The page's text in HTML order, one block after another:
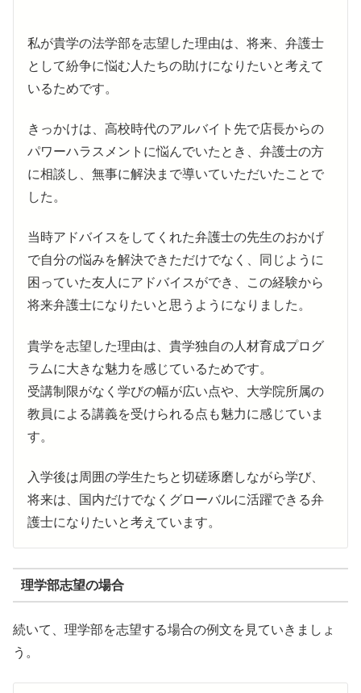
私が貴学の法学部を志望した理由は、将来、弁護士
として紛争に悩む人たちの助けになりたいと考えて
いるためです。
きっかけは、高校時代のアルバイト先で店長からの
パワーハラスメントに悩んでいたとき、弁護士の方
に相談し、無事に解決まで導いていただいたことで
した。
当時アドバイスをしてくれた弁護士の先生のおかげ
で自分の悩みを解決できただけでなく、同じように
困っていた友人にアドバイスができ、この経験から
将来弁護士になりたいと思うようになりました。
貴学を志望した理由は、貴学独自の人材育成プログ
ラムに大きな魅力を感じているためです。
受講制限がなく学びの幅が広い点や、大学院所属の
教員による講義を受けられる点も魅力に感じていま
す。
入学後は周囲の学生たちと切磋琢磨しながら学び、
将来は、国内だけでなくグローバルに活躍できる弁
護士になりたいと考えています。
理学部志望の場合
続いて、理学部を志望する場合の例文を見ていきましょ
う。